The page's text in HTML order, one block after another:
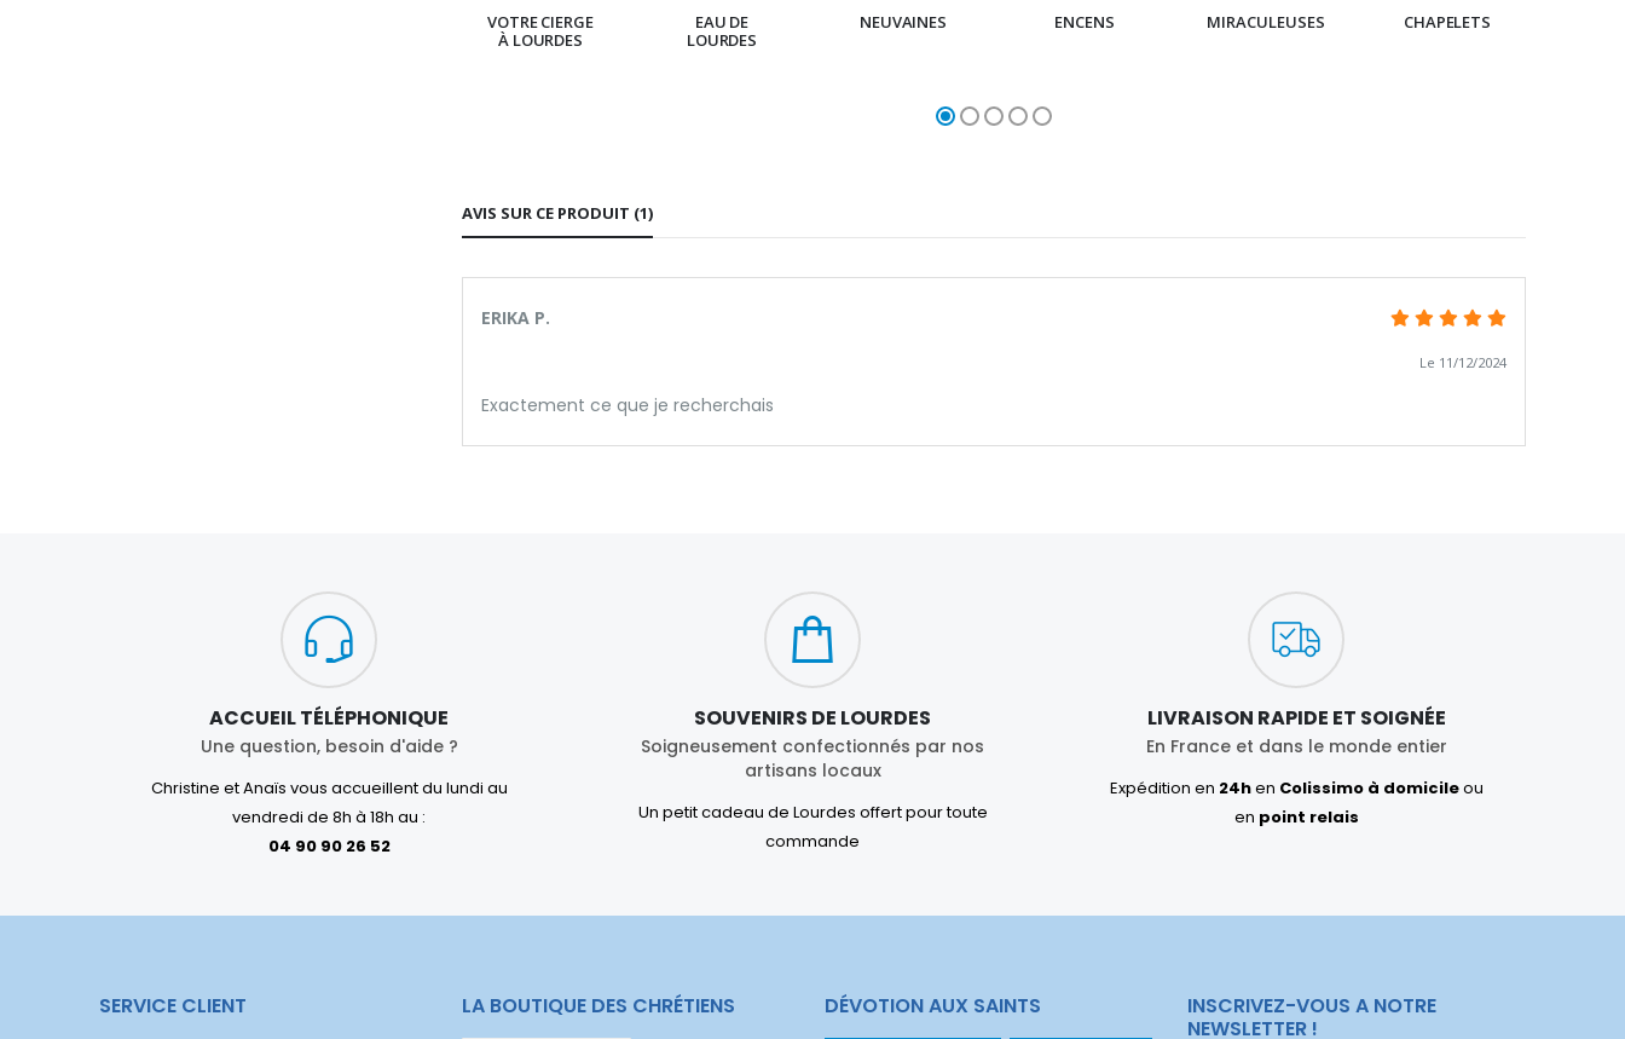
VOTRE CIERGE
À LOURDES
EAU DE
LOURDES
NEUVAINES ENCENS MIRACULEUSES CHAPELETS
AVIS SUR CE PRODUIT (1)
ERIKA P.
Le 11/12/2024
Exactement ce que je recherchais
ACCUEIL TÉLÉPHONIQUE
Une question, besoin d'aide ?
Christine et Anaïs vous accueillent du lundi au
vendredi de 8h à 18h au :
04 90 90 26 52
SOUVENIRS DE LOURDES
Soigneusement confectionnés par nos
artisans locaux
Un petit cadeau de Lourdes offert pour toute
commande
LIVRAISON RAPIDE ET SOIGNÉE
En France et dans le monde entier
Expédition en 24hen Colissimo à domicileou
en point relais
SERVICE CLIENT LA BOUTIQUE DES CHRÉTIENS DÉVOTION AUX SAINTS
INSCRIVEZ-VOUS A NOTRE
NEWSLETTER !